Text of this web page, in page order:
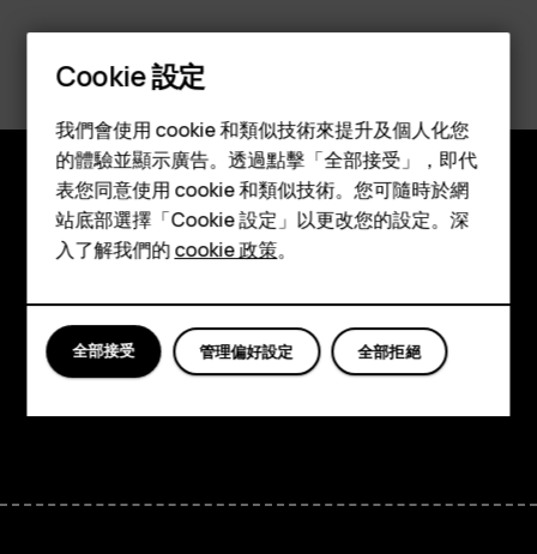
務
中
心
智慧型手機
功能型手機
配件
平板電腦
探索
關於
Planet and people
支援
FacebookInstagram
TiktokYoutubeLinkedinDiscord
Cookie 設定
我們會使用 cookie 和類似技術來提升及個人化您
的體驗並顯示廣告。透過點擊「全部接受」，即代
表您同意使用 cookie 和類似技術。您可隨時於網
站底部選擇「Cookie 設定」以更改您的設定。深
入了解我們的cookie 政策。
全部拒絕
管理偏好設定
全部接受